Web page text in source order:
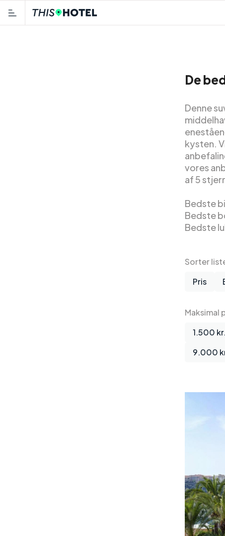
De
Denne
kysten.
vores
af 5
Bedste
Bedste
Bedste
Sorter
Pris
Maksimal
1.500 kr.
9.000